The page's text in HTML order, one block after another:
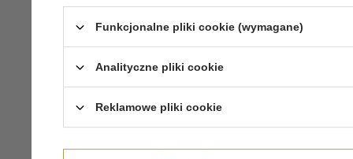
Funkcjonalne pliki cookie (wymagane)
Analityczne pliki cookie
Reklamowe pliki cookie